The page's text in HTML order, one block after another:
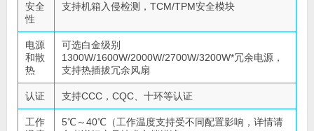
安全
性
支持机箱入侵检测，TCM/TPM安全模块
电源
和散
热
可选白金级别
1300W/1600W/2000W/2700W/3200W*冗余电源，
支持热插拔冗余风扇
认证 支持CCC，CQC、十环等认证
工作
5℃～40℃（工作温度支持受不同配置影响，详情请